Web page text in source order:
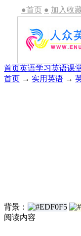
●首页 ● 加入收
首页英语学习英语课
首页 → 实用英语 →
背景：
阅读内容